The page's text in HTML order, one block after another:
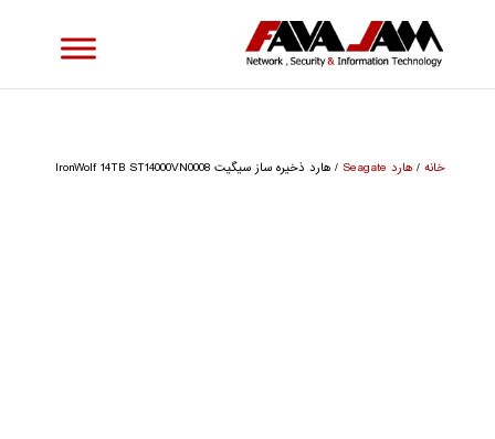
خانه/ هارد Seagate / هارد ذخیره ساز سیگیت IronWolf 14TB ST14000VN0008